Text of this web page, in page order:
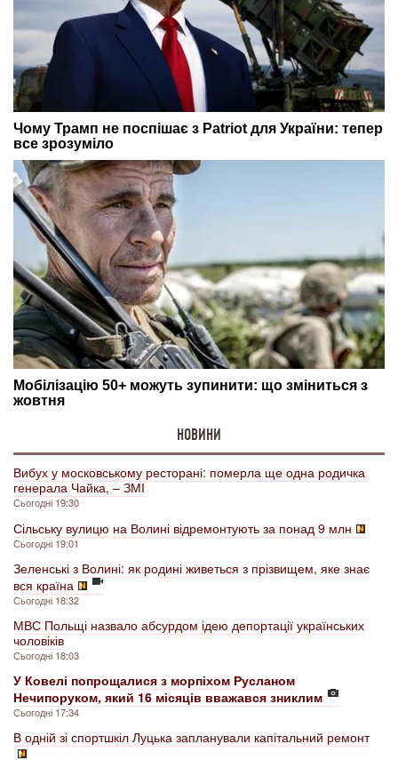
НОВИНИ
Вибух у московському ресторані: померла ще одна родичка
генерала Чайка, – ЗМІ
Сьогодні 19:30
Сільську вулицю на Волині відремонтують за понад 9 млн
Сьогодні 19:01
Зеленські з Волині: як родині живеться з прізвищем, яке знає
вся країна
Сьогодні 18:32
МВС Польщі назвало абсурдом ідею депортації українських
чоловіків
Сьогодні 18:03
У Ковелі попрощалися з морпіхом Русланом
Нечипоруком, який 16 місяців вважався зниклим
Сьогодні 17:34
В одній зі спортшкіл Луцька запланували капітальний ремонт